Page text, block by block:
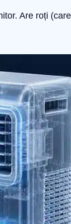
Are roți